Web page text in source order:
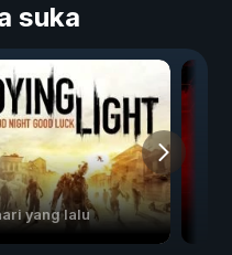
suka
yang lalu